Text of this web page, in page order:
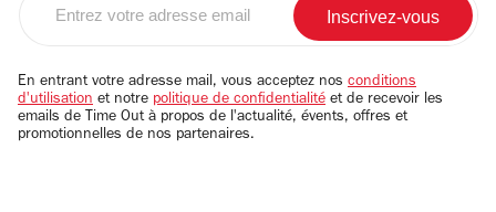
email
En entrant votre adresse mail, vous acceptez nos conditions
d'utilisation et notre politique de confidentialité et de recevoir les
emails de Time Out à propos de l'actualité, évents, offres et
promotionnelles de nos partenaires.